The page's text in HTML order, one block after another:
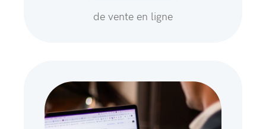
de vente en ligne